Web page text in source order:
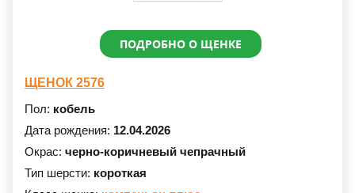
ПОДРОБНО О ЩЕНКЕ
ЩЕНОК 2576
Пол: кобель
Дата рождения: 12.04.2026
Окрас: черно-коричневый чепрачный
Тип шерсти: короткая